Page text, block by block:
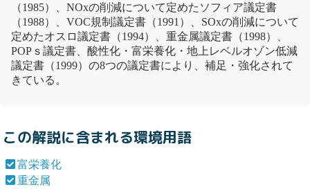
（1985）、NOxの削減について定めた ソフィア議定書
（1988）、 VOC規制議定書（1991）、SOxの削減について
定めたオスロ議定書 （1994）、 重金属議定書（1998）、
POPｓ議定書、酸性化・ 富栄養化 ・地上レベルオゾン低減
議定書（1999）の8つの議定書により、補足・強化されて
きている。
この解説に含まれる環境用語
富栄養化
重金属